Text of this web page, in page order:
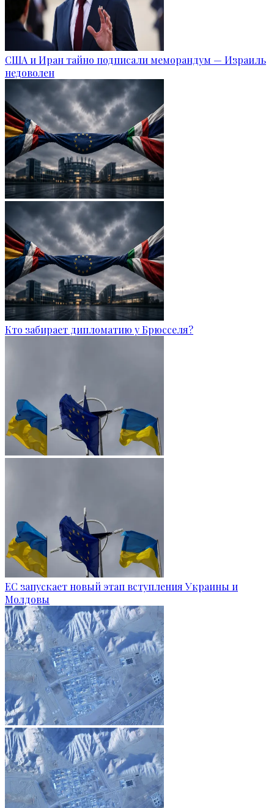
США и Иран тайно подписали меморандум — Израиль
недоволен
Кто забирает дипломатию у Брюсселя?
ЕС запускает новый этап вступления Украины и
Молдовы